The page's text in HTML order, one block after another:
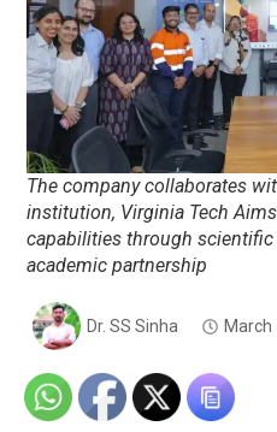
The company collaborates
institution, Virginia Tech
capabilities through scientific
academic partnership
Dr. SS Sinha March